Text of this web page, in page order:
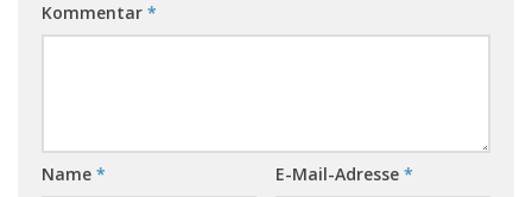
Kommentar *
Name * E-Mail-Adresse *